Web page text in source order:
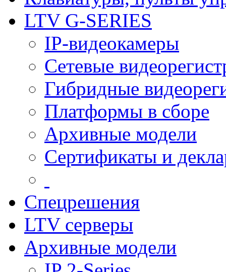
LTV G-SERIES
IP-видеокамеры
Сетевые
Гибридные
Платформы в сборе
Архивные модели
Сертификаты и
Спецрешения
LTV серверы
Архивные модели